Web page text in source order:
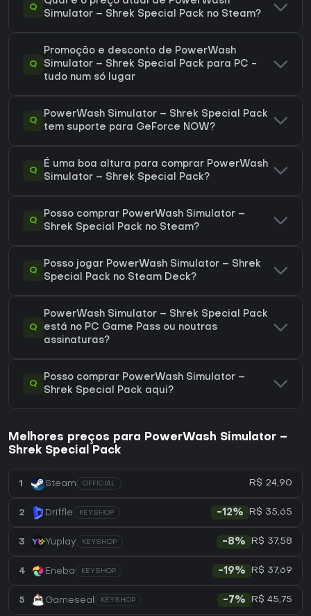
Q
Simulator – Shrek Special Pack no Steam?
Q
Promoção e desconto de PowerWash
Simulator – Shrek Special Pack para PC -
tudo num só lugar
Q
PowerWash Simulator – Shrek Special Pack
tem suporte para GeForce NOW?
Q
É uma boa altura para comprar PowerWash
Simulator – Shrek Special Pack?
Q
Posso comprar PowerWash Simulator –
Shrek Special Pack no Steam?
Q
Posso jogar PowerWash Simulator – Shrek
Special Pack no Steam Deck?
Q
PowerWash Simulator – Shrek Special Pack
está no PC Game Pass ou noutras
assinaturas?
Q
Posso comprar PowerWash Simulator –
Shrek Special Pack aqui?
Melhores preços para PowerWash Simulator –
Shrek Special Pack
1 Steam OFFICIAL R$ 24,90
2 Driffle KEYSHOP -12% R$ 35,65
3 Yuplay KEYSHOP -8% R$ 37,58
4 Eneba KEYSHOP -19% R$ 37,69
5 Gameseal KEYSHOP -7% R$ 45,75